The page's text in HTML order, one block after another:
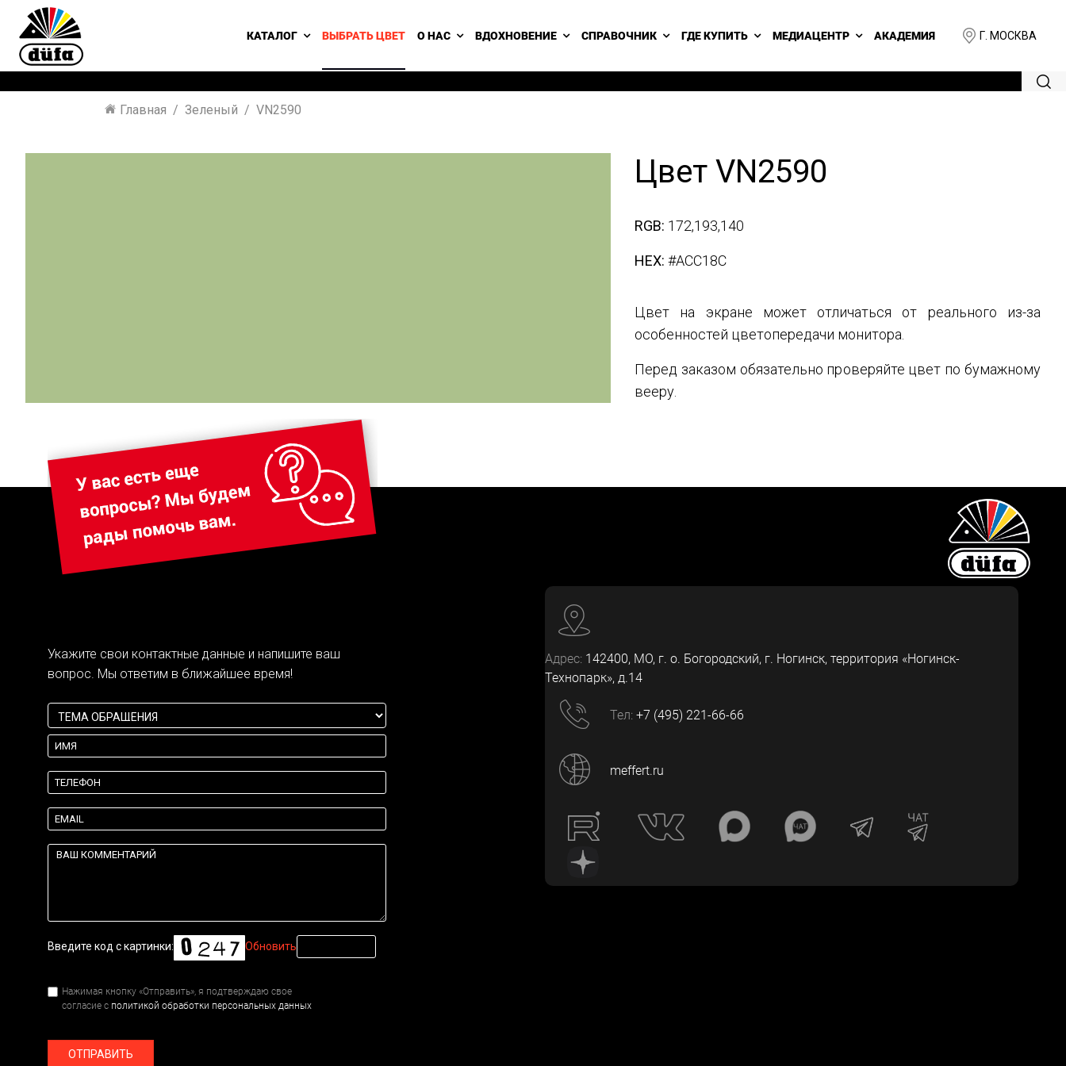
Г. МОСКВА
КАТАЛОГ ВЫБРАТЬ ЦВЕТ О НАС ВДОХНОВЕНИЕ СПРАВОЧНИК ГДЕ КУПИТЬ МЕДИАЦЕНТР АКАДЕМИЯ
Главная Зеленый VN2590
Цвет VN2590
RGB: 172,193,140
HEX: #ACC18C
Цвет на экране может отличаться от реального из-за
особенностей цветопередачи монитора.
Перед заказом обязательно проверяйте цвет по бумажному
вееру.
Укажите свои контактные данные и напишите ваш
вопрос. Мы ответим в ближайшее время!
Введите код с картинки: Обновить
Нажимая кнопку «Отправить», я подтверждаю свое
согласие с политикой обработки персональных данных
ОТПРАВИТЬ
Адрес: 142400, МО, г. о. Богородский, г. Ногинск, территория «Ногинск-
Технопарк», д.14
Тел: +7 (495) 221-66-66
meffert.ru